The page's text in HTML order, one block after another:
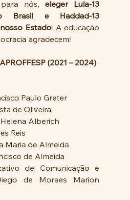
para nós, eleger Lula-13
Brasil e Haddad-13
Estado! A educação
agradecem!
(2021 – 2024)
Paulo Greter
de Oliveira
Alberich
Reis
Maria de Almeida
de Almeida
de Comunicação e
de Moraes Marion